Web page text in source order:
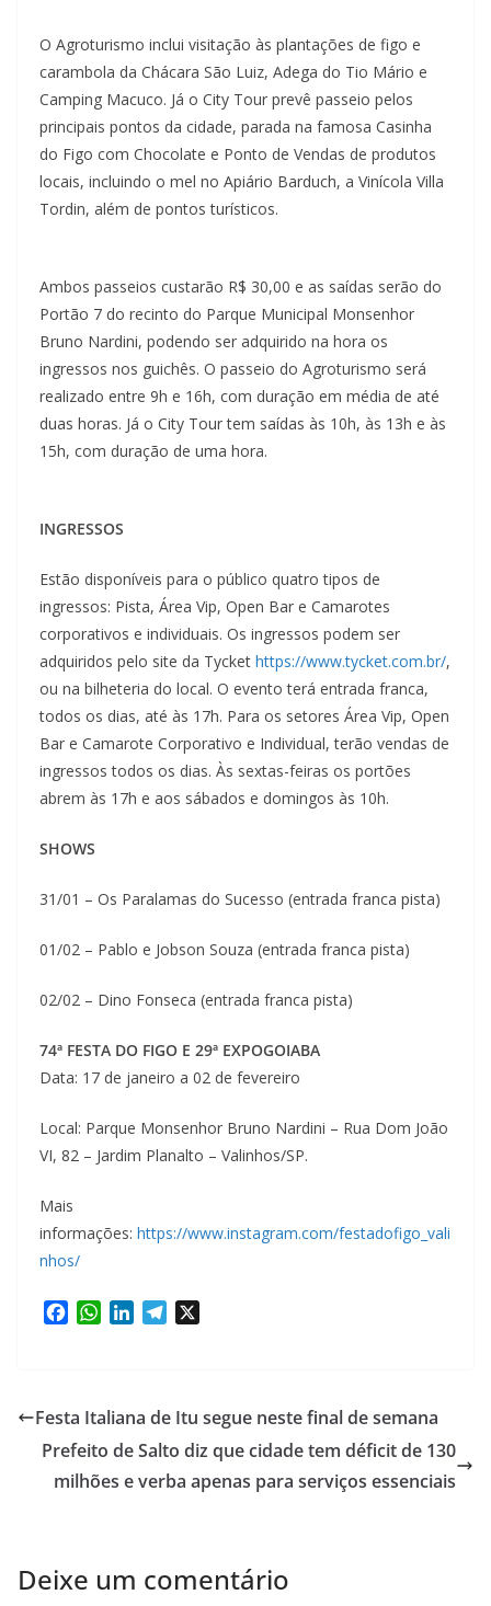
O Agroturismo inclui visitação às plantações de figo e
carambola da Chácara São Luiz, Adega do Tio Mário e
Camping Macuco. Já o City Tour prevê passeio pelos
principais pontos da cidade, parada na famosa Casinha
do Figo com Chocolate e Ponto de Vendas de produtos
locais, incluindo o mel no Apiário Barduch, a Vinícola Villa
Tordin, além de pontos turísticos.
Ambos passeios custarão R$ 30,00 e as saídas serão do
Portão 7 do recinto do Parque Municipal Monsenhor
Bruno Nardini, podendo ser adquirido na hora os
ingressos nos guichês. O passeio do Agroturismo será
realizado entre 9h e 16h, com duração em média de até
duas horas. Já o City Tour tem saídas às 10h, às 13h e às
15h, com duração de uma hora.
INGRESSOS
Estão disponíveis para o público quatro tipos de
ingressos: Pista, Área Vip, Open Bar e Camarotes
corporativos e individuais. Os ingressos podem ser
adquiridos pelo site da Tycket https://www.tycket.com.br/,
ou na bilheteria do local. O evento terá entrada franca,
todos os dias, até às 17h. Para os setores Área Vip, Open
Bar e Camarote Corporativo e Individual, terão vendas de
ingressos todos os dias. Às sextas-feiras os portões
abrem às 17h e aos sábados e domingos às 10h.
SHOWS
31/01 – Os Paralamas do Sucesso (entrada franca pista)
01/02 – Pablo e Jobson Souza (entrada franca pista)
02/02 – Dino Fonseca (entrada franca pista)
74ª FESTA DO FIGO E 29ª EXPOGOIABA
Data: 17 de janeiro a 02 de fevereiro
Local: Parque Monsenhor Bruno Nardini – Rua Dom João
VI, 82 – Jardim Planalto – Valinhos/SP.
Mais
informações: https://www.instagram.com/festadofigo_vali
nhos/
b
o
o
k
W
s
A
p
p
e
d
I
n
g
r
a
m
Festa Italiana de Itu segue neste final de semana
Prefeito de Salto diz que cidade tem déficit de 130
milhões e verba apenas para serviços essenciais
Deixe um comentário